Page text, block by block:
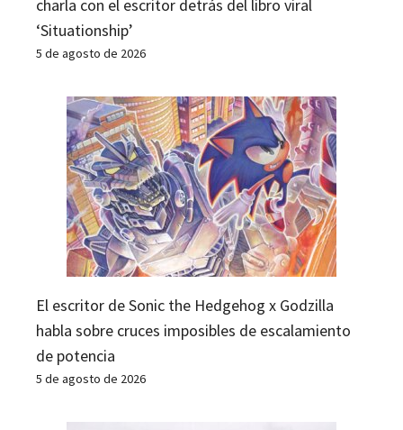
charla con el escritor detrás del libro viral
‘Situationship’
5 de agosto de 2026
El escritor de Sonic the Hedgehog x Godzilla
habla sobre cruces imposibles de escalamiento
de potencia
5 de agosto de 2026